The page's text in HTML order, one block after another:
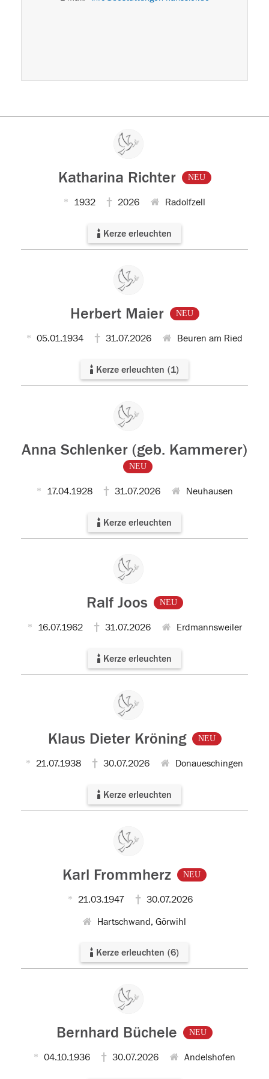
Katharina Richter NEU
1932 2026 Radolfzell
Kerze erleuchten
Herbert Maier NEU
05.01.1934 31.07.2026 Beuren am Ried
Kerze erleuchten (1)
Anna Schlenker (geb. Kammerer)
NEU
17.04.1928 31.07.2026 Neuhausen
Kerze erleuchten
Ralf Joos NEU
16.07.1962 31.07.2026 Erdmannsweiler
Kerze erleuchten
Klaus Dieter Kröning NEU
21.07.1938 30.07.2026 Donaueschingen
Kerze erleuchten
Karl Frommherz NEU
21.03.1947 30.07.2026
Hartschwand, Görwihl
Kerze erleuchten (6)
Bernhard Büchele NEU
04.10.1936 30.07.2026 Andelshofen